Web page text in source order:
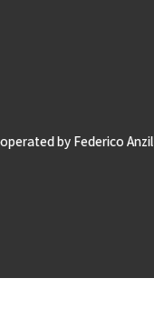
by Federico Anzil